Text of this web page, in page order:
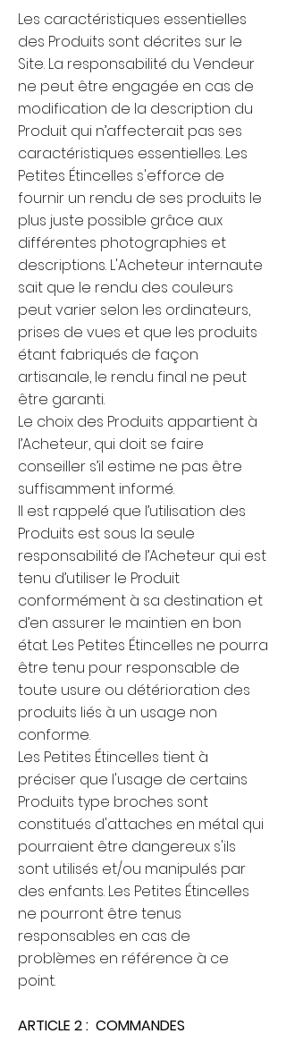
Les caractéristiques essentielles
des Produits sont décrites sur le
Site. La responsabilité du Vendeur
ne peut être engagée en cas de
modification de la description du
Produit qui n’affecterait pas ses
caractéristiques essentielles. Les
Petites Étincelles s'efforce de
fournir un rendu de ses produits le
plus juste possible grâce aux
différentes photographies et
descriptions. L'Acheteur internaute
sait que le rendu des couleurs
peut varier selon les ordinateurs,
prises de vues et que les produits
étant fabriqués de façon
artisanale, le rendu final ne peut
être garanti.​
Le choix des Produits appartient à
l’Acheteur, qui doit se faire
conseiller s’il estime ne pas être
suffisamment informé.​
Il est rappelé que l’utilisation des
Produits est sous la seule
responsabilité de l’Acheteur qui est
tenu d’utiliser le Produit
conformément à sa destination et
d’en assurer le maintien en bon
état. Les Petites Étincelles ne pourra
être tenu pour responsable de
toute usure ou détérioration des
produits liés à un usage non
conforme.
Les Petites Étincelles tient à
préciser que l'usage de certains
Produits type broches sont
constitués d'attaches en métal qui
pourraient être dangereux s'ils
sont utilisés et/ou manipulés par
des enfants. Les Petites Étincelles
ne pourront être tenus
responsables en cas de
problèmes en référence à ce
point.
ARTICLE 2 : COMMANDES